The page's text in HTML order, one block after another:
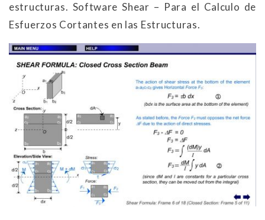
estructuras. Software Shear – Para el Calculo de
Esfuerzos Cortantes en las Estructuras.